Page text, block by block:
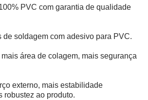
PVC com garantia de qualidade
de soldagem com adesivo para PVC.
área de colagem, mais segurança
externo, mais estabilidade
robustez ao produto.